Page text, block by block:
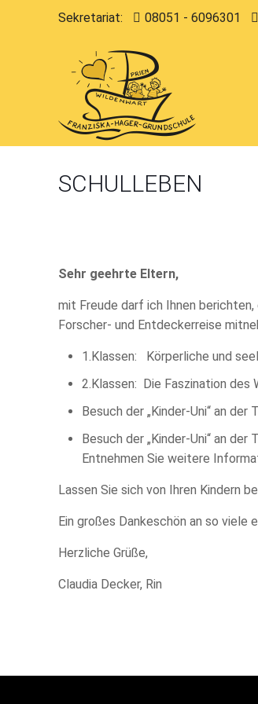
Sekretariat: 08051 - 6096301
SCHULLEBEN
Sehr geehrte Eltern,
mit Freude darf ich Ihnen
Forscher- und Entdeckerreise
1.Klassen: Körperliche und
2.Klassen: Die Faszination des
Besuch der „Kinder-Uni“ an
Besuch der „Kinder-Uni“ an
Entnehmen Sie weitere
Lassen Sie sich von Ihren Kindern
Ein großes Dankeschön an so viele
Herzliche Grüße,
Claudia Decker, Rin